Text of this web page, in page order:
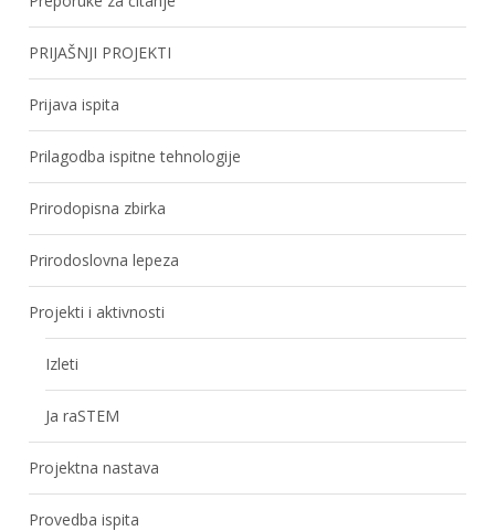
PRIJAŠNJI PROJEKTI
Prijava ispita
Prilagodba ispitne tehnologije
Prirodopisna zbirka
Prirodoslovna lepeza
Projekti i aktivnosti
Izleti
Ja raSTEM
Projektna nastava
Provedba ispita